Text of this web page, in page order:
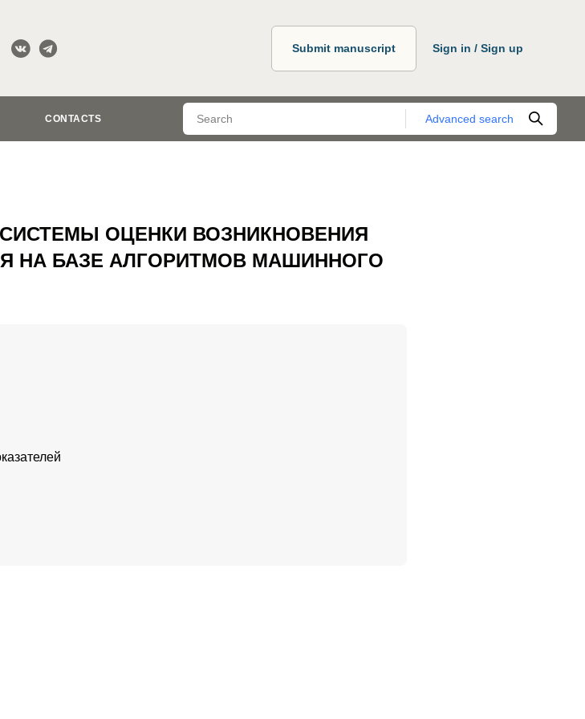
Submit manuscript Sign in / Sign up
CONTACTS Advanced search
ОЦЕНКИ ВОЗНИКНОВЕНИЯ
НА БАЗЕ АЛГОРИТМОВ МАШИННОГО